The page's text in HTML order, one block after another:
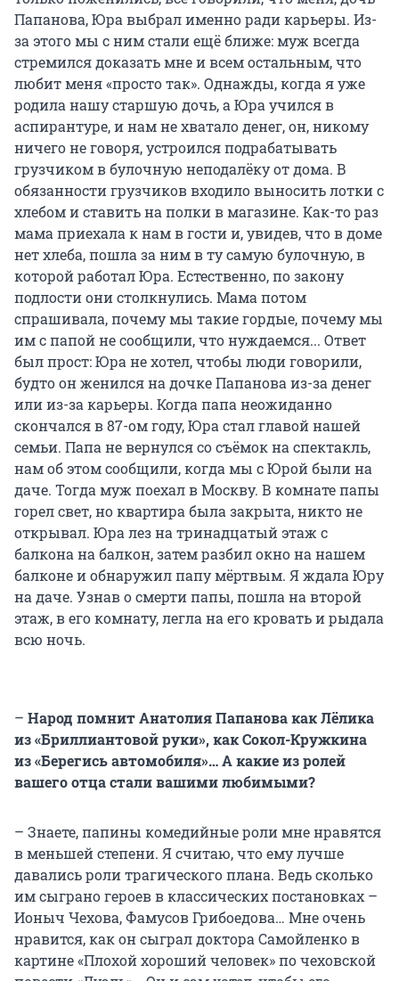
Папанова, Юра выбрал именно ради карьеры. Из-
за этого мы с ним стали ещё ближе: муж всегда
стремился доказать мне и всем остальным, что
любит меня «просто так». Однажды, когда я уже
родила нашу старшую дочь, а Юра учился в
аспирантуре, и нам не хватало денег, он, никому
ничего не говоря, устроился подрабатывать
грузчиком в булочную неподалёку от дома. В
обязанности грузчиков входило выносить лотки с
хлебом и ставить на полки в магазине. Как-то раз
мама приехала к нам в гости и, увидев, что в доме
нет хлеба, пошла за ним в ту самую булочную, в
которой работал Юра. Естественно, по закону
подлости они столкнулись. Мама потом
спрашивала, почему мы такие гордые, почему мы
им с папой не сообщили, что нуждаемся... Ответ
был прост: Юра не хотел, чтобы люди говорили,
будто он женился на дочке Папанова из-за денег
или из-за карьеры. Когда папа неожиданно
скончался в 87-ом году, Юра стал главой нашей
семьи. Папа не вернулся со съёмок на спектакль,
нам об этом сообщили, когда мы с Юрой были на
даче. Тогда муж поехал в Москву. В комнате папы
горел свет, но квартира была закрыта, никто не
открывал. Юра лез на тринадцатый этаж с
балкона на балкон, затем разбил окно на нашем
балконе и обнаружил папу мёртвым. Я ждала Юру
на даче. Узнав о смерти папы, пошла на второй
этаж, в его комнату, легла на его кровать и рыдала
всю ночь.
– Народ помнит Анатолия Папанова как Лёлика
из «Бриллиантовой руки», как Сокол-Кружкина
из «Берегись автомобиля»… А какие из ролей
вашего отца стали вашими любимыми?
– Знаете, папины комедийные роли мне нравятся
в меньшей степени. Я считаю, что ему лучше
давались роли трагического плана. Ведь сколько
им сыграно героев в классических постановках –
Ионыч Чехова, Фамусов Грибоедова… Мне очень
нравится, как он сыграл доктора Самойленко в
картине «Плохой хороший человек» по чеховской